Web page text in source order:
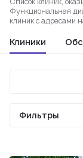
Функциональная
клиник с адресами
Клиники
Фильтры